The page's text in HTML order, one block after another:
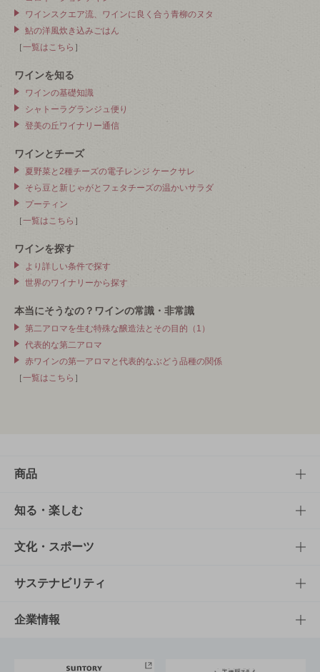
ワインスクエア流、ワインに良く合う青柳のヌタ
鮎の洋風炊き込みごはん
［一覧はこちら ］
ワインを知る
ワインの基礎知識
シャトーラグランジュ便り
登美の丘ワイナリー通信
ワインとチーズ
夏野菜と2種チーズの電子レンジ ケークサレ
そら豆と新じゃがとフェタチーズの温かいサラダ
プーティン
［一覧はこちら ］
ワインを探す
より詳しい条件で探す
世界のワイナリーから探す
本当にそうなの？ワインの常識・非常識
第二アロマを生む特殊な醸造法とその目的（1）
代表的な第二アロマ
赤ワインの第一アロマと代表的なぶどう品種の関係
［一覧はこちら ］
商品
商品TOP
商品一覧
商品発売情報
栄養成分一覧
知る・楽しむ
知る・楽しむTOP
キャンペーン
工場見学
文化・スポーツ
文化・スポーツTOP
サントリーホール
サステナビリティ
サステナビリティTOP
企業情報